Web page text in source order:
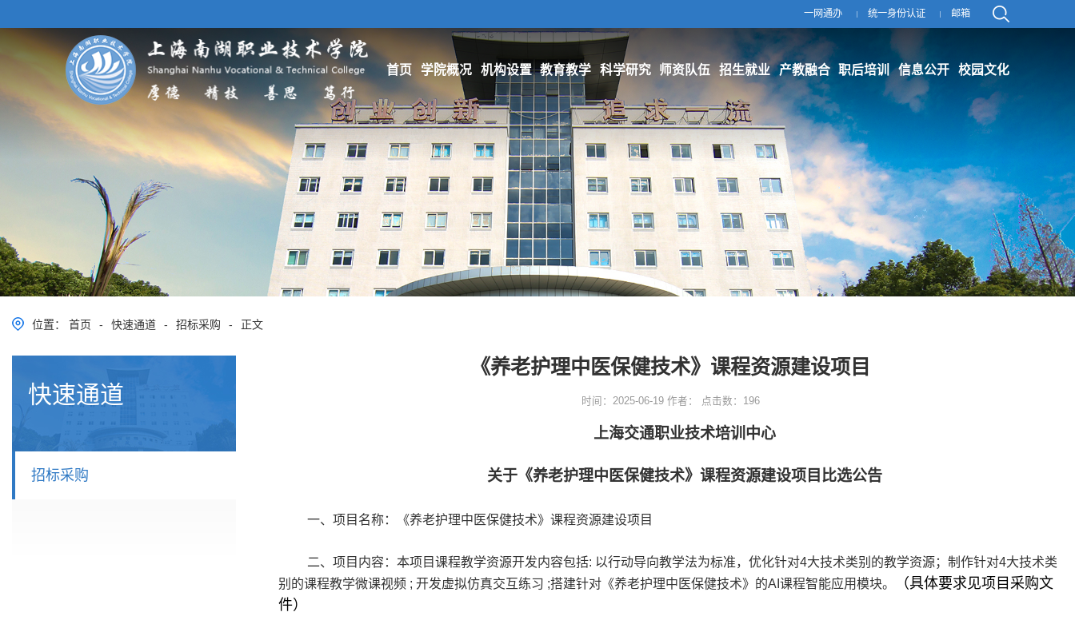
一网通办 统一身份认证 邮箱
首页 学院概况 机构设置 教育教学 科学研究 师资队伍 招生就业 产教融合 职后培训 信息公开 校园文化
位置： 首页 - 快速通道 - 招标采购 - 正文
快速通道
招标采购
《养老护理中医保健技术》课程资源建设项目
时间：2025-06-19 作者： 点击数： 196
上海交通职业技术培训中心
关于《养老护理中医保健技术》课程资源建设项目比选公告
一、 项目名称： 《养老护理中医保健技术》课程资源建设项目
二、项目内容： 本项目课程教学资源开发内容包括: 以行动导向教学法为标准，优化针对4大技术类别的教学资源；制作针对4大技术类
别的课程教学微课视频 ; 开发虚拟仿真交互练习 ;搭建针对《养老护理中医保健技术》的AI 课程智能应用模块。
（具体要求见项目采购文
件）